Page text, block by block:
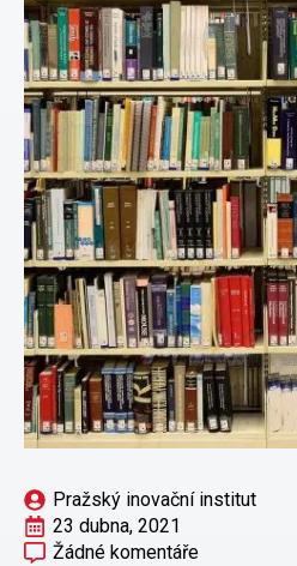
Pražský inovační institut
23 dubna, 2021
Žádné komentáře